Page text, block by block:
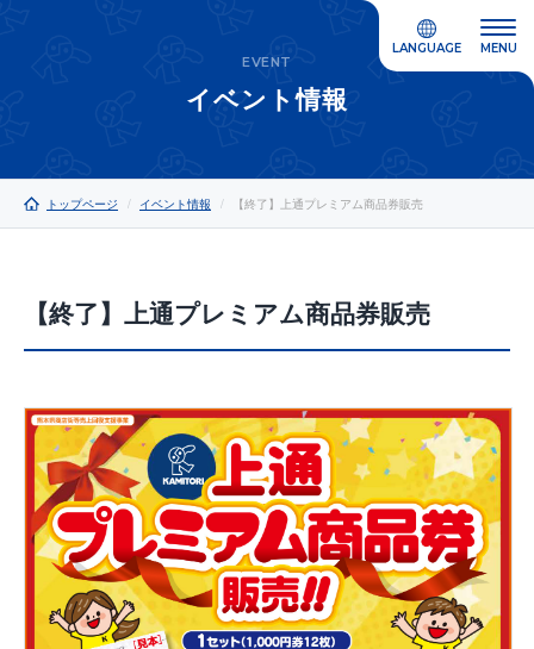
LANGUAGE MENU
EVENT
イベント情報
トップページ イベント情報 【終了】上通プレミアム商品券販売
【終了】上通プレミアム商品券販売